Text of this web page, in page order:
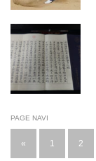
PAGE NAVI
« 1 2